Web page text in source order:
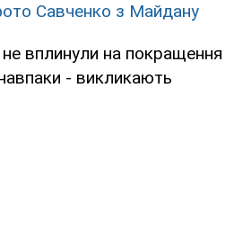
Савченко з Майдану
вплинули на покращення
- викликають